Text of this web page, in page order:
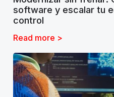
software y escalar tu
control
Read more >